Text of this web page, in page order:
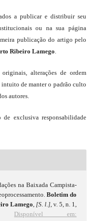
a publicar e distribuir seu
ou na sua página
publicação do artigo pelo
Ribeiro Lamego.
alterações de ordem
de manter o padrão culto
autores.
exclusiva responsabilidade
na Baixada Campista-
Boletim do
Lamego, [S. l.], v. 5, n. 1,
Disponível em: